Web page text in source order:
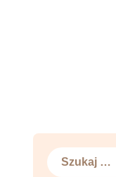
Szukaj: